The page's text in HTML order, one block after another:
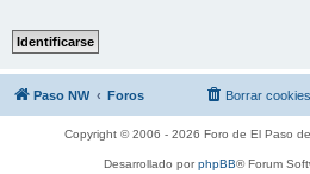
Paso NW Foros Borrar cookies
Copyright © 2006 - 2026 Foro de El Paso
Desarrollado porphpBB® Forum